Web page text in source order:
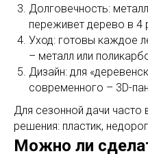
Долговечность:
переживет дерево в 4
Уход: готовы каждое
– металл или
Дизайн: для
современного – 3D-
Для сезонной дачи
решения: пластик,
Можно ли